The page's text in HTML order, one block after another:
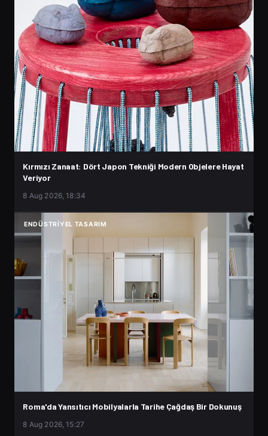
Kırmızı Zanaat: Dört Japon Tekniği Modern Objelere Hayat
Veriyor
8 Aug 2026, 18:34
ENDÜSTRIYEL TASARIM
Roma'da Yansıtıcı Mobilyalarla Tarihe Çağdaş Bir Dokunuş
8 Aug 2026, 15:27